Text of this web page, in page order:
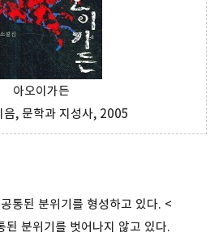
아오이가든
음, 문학과 지성사, 2005
통된 분위기를 형성하고 있다. <
된 분위기를 벗어나지 않고 있다.